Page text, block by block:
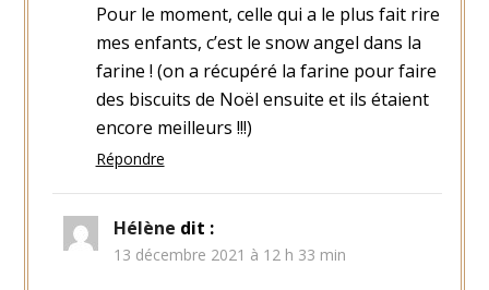
Pour le moment, celle qui a le plus fait rire
mes enfants, c’est le snow angel dans la
farine ! (on a récupéré la farine pour faire
des biscuits de Noël ensuite et ils étaient
encore meilleurs !!!)
Répondre
Hélène dit :
13 décembre 2021 à 12 h 33 min